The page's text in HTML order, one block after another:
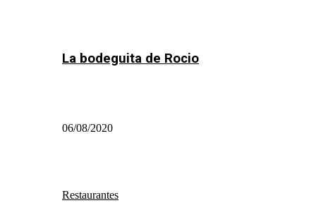
La bodeguita de Rocio
06/08/2020
Restaurantes